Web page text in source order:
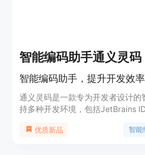
智能编码助手通义灵码
智能编码助手，提升开发效率
通义灵码是一款专为开发者设计的
持多种开发环境，包括JetBrains
AI技术，帮助开发者快速完成编码
优质新品 智能